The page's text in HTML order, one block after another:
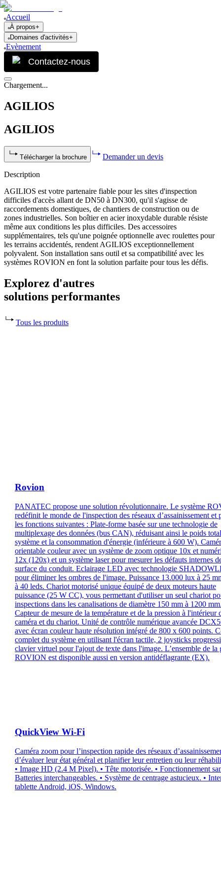
Accueil
À propos+
Domaines d'activités+
Evènement
Contactez-nous
Chargement...
AGILIOS
AGILIOS
Télécharger la brochure Demander un devis
Description
AGILIOS est votre partenaire fiable pour les sites d'inspection
difficiles d'accès allant de DN50 à DN300, qu'il s'agisse de
raccordements domestiques, de chantiers de construction ou de
zones industrielles. Son boîtier en acier inoxydable durable résiste
même aux conditions les plus difficiles. Des accessoires
supplémentaires, tels qu'une poignée optionnelle avec roulettes pour
les terrains accidentés, rendent AGILIOS exceptionnellement
polyvalent. Son installation sans outil et sa compatibilité avec les
systèmes ROVION en font la solution parfaite pour tous les défis.
Explorez d'autres
solutions performantes
Tous les produits
Rovion
PANATEC propose une solution révolutionnaire. Le système
redéfinit le monde de l'inspection des réseaux d’assainissement et
les fonctions suivantes : Plate-forme basée sur une technologie de
multiplexage des données (bus CAN), réduisant ainsi le poids
système et la consommation d'énergie (inférieure à 600 W).
orientable couleur avec un système de zoom optique 10x et
12x (120x) et un système laser pour mesurer les défauts internes
surface du conduit. Eclairage LED avec technologie
pour éliminer les ombres de l'image. Puissance 13.000 lux à 25
à 40 leds. Chariot motorisé unique équipé de deux moteurs haute
puissance (25 W CC), vous permettant d'utiliser un seul chariot
inspections dans les canalisations de diamètre 150 mm à 1200
Capteur de mesure de la température et de la pression à l'intérieur
caméra et du chariot. Unité de contrôle numérique avancée
avec écran couleur haute résolution intégré de 800 x 600 points.
complet du système en utilisant l'écran tactile, 2 joysticks
clavier virtuel pour l'ajout de texte dans l'image. L’ensemble de la
ROVION est disponible aussi en version antidéflagrante (EX).
QuickView Wi-Fi
Caméra zoom pour l’inspection rapide des réseaux
d’évaluer leur état général et planifier leur entretien ou leur
• Image HD (2.4 M Pixel). • Tête motorisée. • Fonctionnement
Batteries interchangeables. • Système de centrage astucieux. •
tablette Android, iOS, Windows.